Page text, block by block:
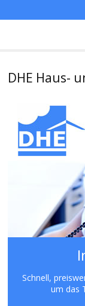
DHE Haus-
Schnell,
um das